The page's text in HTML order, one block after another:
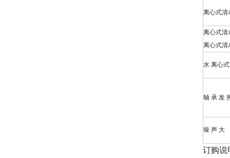
离心式清
离心式清
离心式清
水 离心
轴 承 发
噪 声 大
订购说